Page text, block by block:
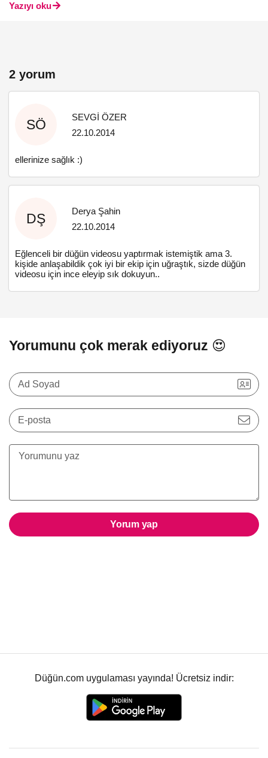
Yazıyı oku
2 yorum
SÖ
SEVGİ ÖZER
22.10.2014
ellerinize sağlık :)
DŞ
Derya Şahin
22.10.2014
Eğlenceli bir düğün videosu yaptırmak istemiştik ama 3.
kişide anlaşabildik çok iyi bir ekip için uğraştık, sizde düğün
videosu için ince eleyip sık dokuyun..
Yorumunu çok merak ediyoruz 😍
Ad Soyad
E-posta
Yorum yap
Düğün.com uygulaması yayında! Ücretsiz indir: